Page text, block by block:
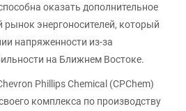
оказать дополнительное
рынок энергоносителей, который
напряженности из-за
на Ближнем Востоке.
Phillips Chemical (CPChem)
комплекса по производству